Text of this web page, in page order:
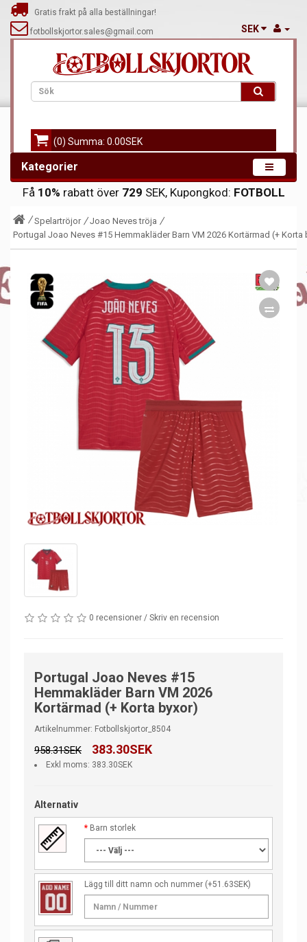
Gratis frakt på alla beställningar!
fotbollskjortor.sales@gmail.com
SEK
(0) Summa: 0.00SEK
Kategorier
Få 10% rabatt över 729 SEK, Kupongkod: FOTBOLL
Spelartröjor
Joao Neves tröja
Portugal Joao Neves #15 Hemmakläder Barn VM 2026 Kortärmad (+ Korta
0 recensioner / Skriv en recension
Portugal Joao Neves #15
Hemmakläder Barn VM 2026
Kortärmad (+ Korta byxor)
Artikelnummer: Fotbollskjortor_8504
958.31SEK 383.30SEK
Exkl moms: 383.30SEK
Alternativ
Barn storlek
Lägg till ditt namn och nummer (+51.63SEK)